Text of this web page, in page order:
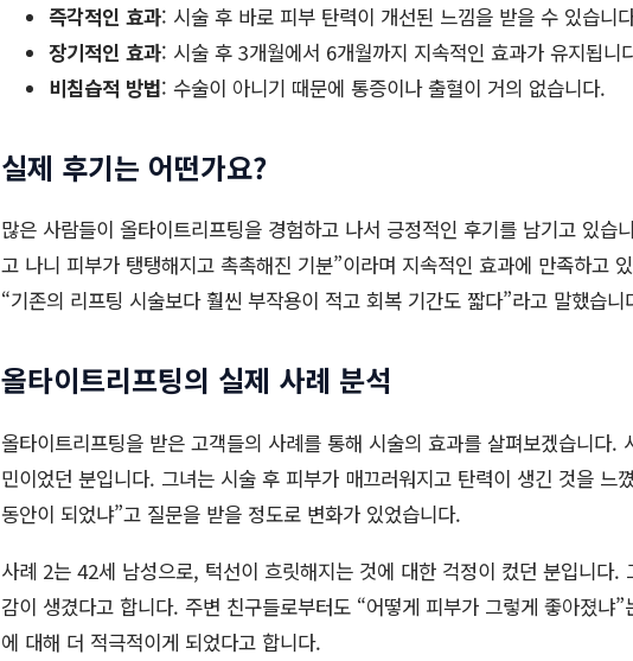
즉각적인 효과: 시술 후 바로 피부 탄력이 개선된 느낌을 받을 수 있습니
장기적인 효과: 시술 후 3개월에서 6개월까지 지속적인 효과가 유지됩니
비침습적 방법: 수술이 아니기 때문에 통증이나 출혈이 거의 없습니다.
실제 후기는 어떤가요?
많은 사람들이 올타이트리프팅을 경험하고 나서 긍정적인 후기를 남기고 있습
고 나니 피부가 탱탱해지고 촉촉해진 기분”이라며 지속적인 효과에 만족하고
“기존의 리프팅 시술보다 훨씬 부작용이 적고 회복 기간도 짧다”라고 말했습니
올타이트리프팅의 실제 사례 분석
올타이트리프팅을 받은 고객들의 사례를 통해 시술의 효과를 살펴보겠습니다
민이었던 분입니다. 그녀는 시술 후 피부가 매끄러워지고 탄력이 생긴 것을 느
동안이 되었냐”고 질문을 받을 정도로 변화가 있었습니다.
사례 2는 42세 남성으로, 턱선이 흐릿해지는 것에 대한 걱정이 컸던 분입니다.
감이 생겼다고 합니다. 주변 친구들로부터도 “어떻게 피부가 그렇게 좋아졌냐
에 대해 더 적극적이게 되었다고 합니다.